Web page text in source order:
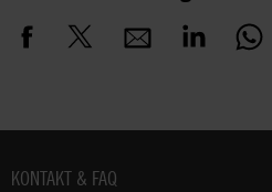
Fußbereich
KONTAKT & FAQ